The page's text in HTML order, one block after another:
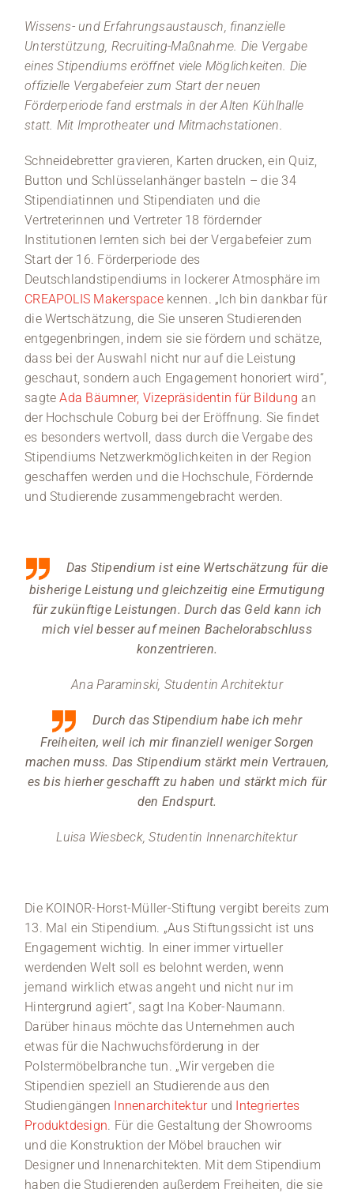
Wissens- und Erfahrungsaustausch, finanzielle
Unterstützung, Recruiting-Maßnahme. Die Vergabe
eines Stipendiums eröffnet viele Möglichkeiten. Die
offizielle Vergabefeier zum Start der neuen
Förderperiode fand erstmals in der Alten Kühlhalle
statt. Mit Improtheater und Mitmachstationen.
Schneidebretter gravieren, Karten drucken, ein Quiz,
Button und Schlüsselanhänger basteln – die 34
Stipendiatinnen und Stipendiaten und die
Vertreterinnen und Vertreter 18 fördernder
Institutionen lernten sich bei der Vergabefeier zum
Start der 16. Förderperiode des
Deutschlandstipendiums in lockerer Atmosphäre im
CREAPOLIS Makerspacekennen. „Ich bin dankbar für
die Wertschätzung, die Sie unseren Studierenden
entgegenbringen, indem sie sie fördern und schätze,
dass bei der Auswahl nicht nur auf die Leistung
geschaut, sondern auch Engagement honoriert wird“,
sagte Ada Bäumner, Vizepräsidentin für Bildung an
der Hochschule Coburg bei der Eröffnung. Sie findet
es besonders wertvoll, dass durch die Vergabe des
Stipendiums Netzwerkmöglichkeiten in der Region
geschaffen werden und die Hochschule, Fördernde
und Studierende zusammengebracht werden.
Das Stipendium ist eine Wertschätzung für die
bisherige Leistung und gleichzeitig eine Ermutigung
für zukünftige Leistungen. Durch das Geld kann ich
mich viel besser auf meinen Bachelorabschluss
konzentrieren.
Ana Paraminski, Studentin Architektur
Durch das Stipendium habe ich mehr
Freiheiten, weil ich mir finanziell weniger Sorgen
machen muss. Das Stipendium stärkt mein Vertrauen,
es bis hierher geschafft zu haben und stärkt mich für
den Endspurt.
Luisa Wiesbeck, Studentin Innenarchitektur
Die KOINOR-Horst-Müller-Stiftung vergibt bereits zum
13. Mal ein Stipendium. „Aus Stiftungssicht ist uns
Engagement wichtig. In einer immer virtueller
werdenden Welt soll es belohnt werden, wenn
jemand wirklich etwas angeht und nicht nur im
Hintergrund agiert“, sagt Ina Kober-Naumann.
Darüber hinaus möchte das Unternehmen auch
etwas für die Nachwuchsförderung in der
Polstermöbelbranche tun. „Wir vergeben die
Stipendien speziell an Studierende aus den
Studiengängen Innenarchitekturund Integriertes
Produktdesign. Für die Gestaltung der Showrooms
und die Konstruktion der Möbel brauchen wir
Designer und Innenarchitekten. Mit dem Stipendium
haben die Studierenden außerdem Freiheiten, die sie